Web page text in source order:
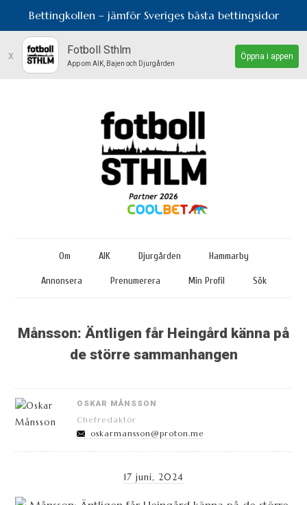
Bettingkollen – jämför Sveriges bästa bettingsidor
x Fotboll Sthlm
App om AIK, Bajen och Djurgården
Öppna i appen
Om AIK Djurgården Hammarby
Annonsera Prenumerera Min Profil Sök
Månsson: Äntligen får Heingård känna på
de större sammanhangen
OSKAR MÅNSSON
Chefredaktör
oskarmansson@proton.me
17 juni, 2024